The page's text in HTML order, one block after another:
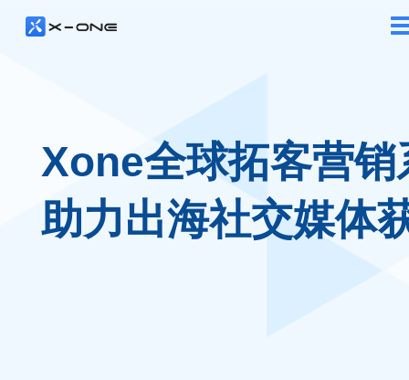
Xone全球拓客营销
助力出海社交媒体